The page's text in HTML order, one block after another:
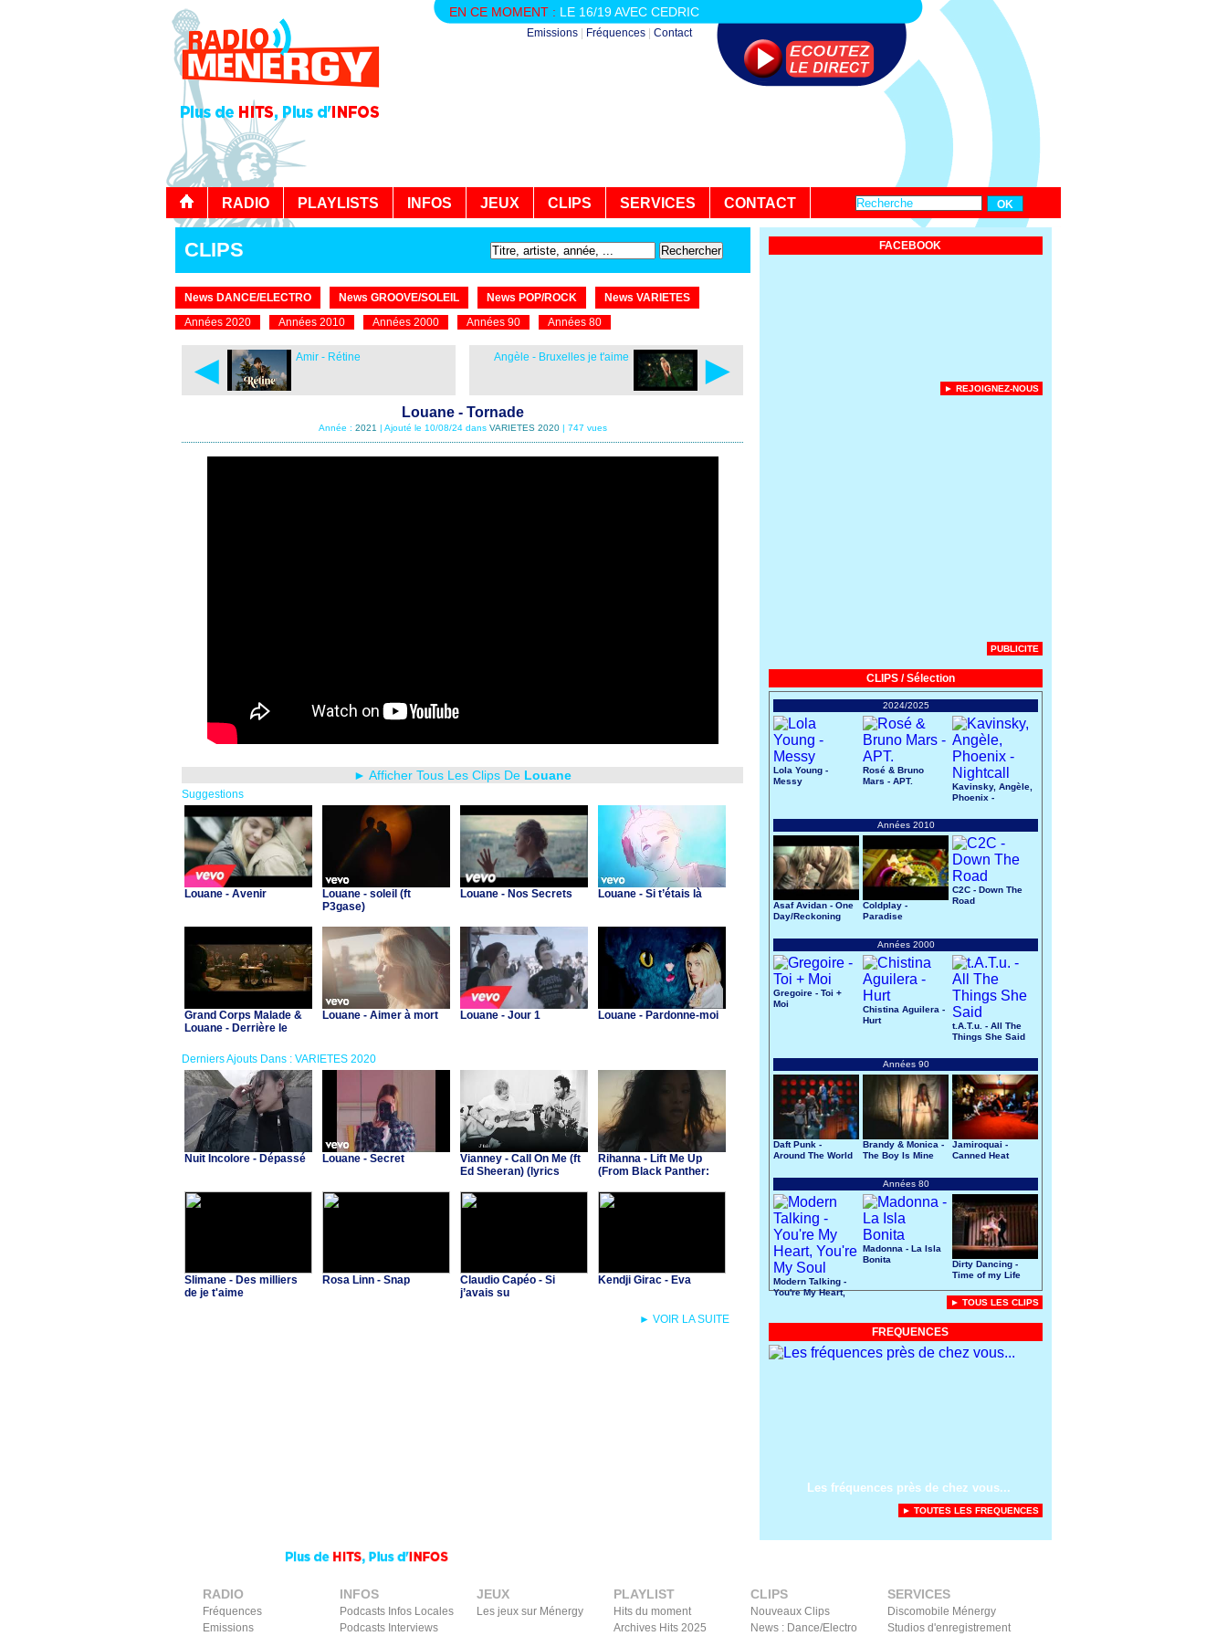
EN CE MOMENT : LE 16/19 AVEC CEDRIC
Emissions Fréquences Contact
RADIO PLAYLISTS INFOS JEUX CLIPS SERVICES CONTACT
CLIPS
News DANCE/ELECTRO News GROOVE/SOLEIL News POP/ROCK
News VARIETES
Années 2020
Années 2010 Années 2000 Années 90 Années 80
◄ Amir - Rétine ►
Angèle - Bruxelles je t'aime
Louane - Tornade
Année : 2021 | Ajouté le 10/08/24 dans VARIETES 2020| 747 vues
► Afficher Tous Les Clips De Louane
Suggestions
Louane - Avenir
Louane - soleil (ft
P3gase)
Louane - Nos Secrets Louane - Si t’étais là
Grand Corps Malade &
Louane - Derrière le
Louane - Aimer à mort Louane - Jour 1 Louane - Pardonne-moi
Derniers Ajouts Dans : VARIETES 2020
Nuit Incolore - Dépassé Louane - Secret
Vianney - Call On Me (ft
Ed Sheeran) (lyrics
Rihanna - Lift Me Up
(From Black Panther:
Slimane - Des milliers
de je t'aime
Rosa Linn - Snap
Claudio Capéo - Si
j’avais su
Kendji Girac - Eva
► VOIR LA SUITE
FACEBOOK
► REJOIGNEZ-NOUS
PUBLICITE
CLIPS / Sélection
2024/2025
Lola Young -
Messy
Rosé & Bruno
Mars - APT.
Kavinsky, Angèle,
Phoenix -
Années 2010
Asaf Avidan - One
Day/Reckoning
Coldplay -
Paradise
C2C - Down The
Road
Années 2000
Gregoire - Toi +
Moi
Chistina Aguilera -
Hurt
t.A.T.u. - All The
Things She Said
Années 90
Daft Punk -
Around The World
Brandy & Monica -
The Boy Is Mine
Jamiroquai -
Canned Heat
Années 80
Modern Talking -
You're My Heart,
Madonna - La Isla
Bonita
Dirty Dancing -
Time of my Life
► TOUS LES CLIPS
FREQUENCES
Les fréquences près de chez vous...
► TOUTES LES FREQUENCES
RADIO
Fréquences
Emissions
INFOS
Podcasts Infos Locales
Podcasts Interviews
JEUX
Les jeux sur Ménergy
PLAYLIST
Hits du moment
Archives Hits 2025
CLIPS
Nouveaux Clips
News : Dance/Electro
SERVICES
Discomobile Ménergy
Studios d'enregistrement